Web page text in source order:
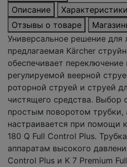
Описание
Характеристики
Отзывы о товаре
Универсальное решение для
предлагаемая Kärcher
обеспечивает
регулируемой веерной
роторной струей и струей
чистящего средства. Выбор
простым поворотом трубки,
настраивается при помощи
180 Q Full Control Plus.
аппаратам высокого
Control Plus и K 7 Premium